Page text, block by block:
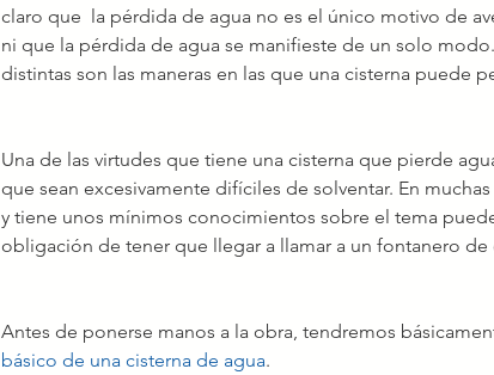
claro que  la pérdida de agua no es el único motivo de
ni que la pérdida de agua se manifieste de un solo
distintas son las maneras en las que una cisterna puede
Una de las virtudes que tiene una cisterna que pierde
que sean excesivamente difíciles de solventar. En
y tiene unos mínimos conocimientos sobre el tema
obligación de tener que llegar a llamar a un fontanero
Antes de ponerse manos a la obra, tendremos
básico de una cisterna de agua.